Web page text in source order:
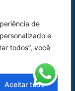
de
e
todos”, você
Aceitar tudo
Peças
de Aplicações
de Mangueiras